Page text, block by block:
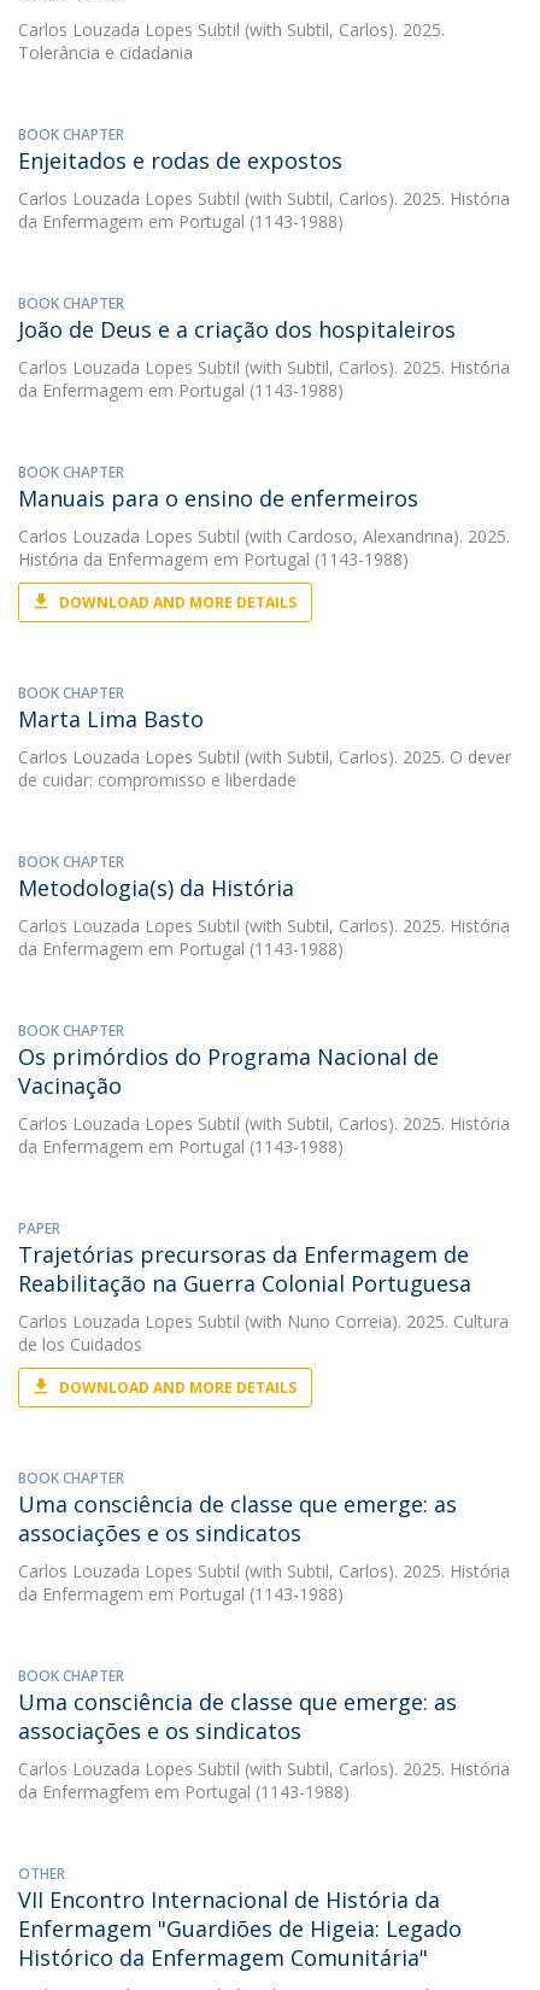
Carlos Louzada Lopes Subtil (with Subtil, Carlos). 2025.
Tolerância e cidadania
BOOK CHAPTER
Enjeitados e rodas de expostos
Carlos Louzada Lopes Subtil (with Subtil, Carlos). 2025. História
da Enfermagem em Portugal (1143-1988)
BOOK CHAPTER
João de Deus e a criação dos hospitaleiros
Carlos Louzada Lopes Subtil (with Subtil, Carlos). 2025. História
da Enfermagem em Portugal (1143-1988)
BOOK CHAPTER
Manuais para o ensino de enfermeiros
Carlos Louzada Lopes Subtil (with Cardoso, Alexandrina). 2025.
História da Enfermagem em Portugal (1143-1988)
DOWNLOAD AND MORE DETAILS
BOOK CHAPTER
Marta Lima Basto
Carlos Louzada Lopes Subtil (with Subtil, Carlos). 2025. O dever
de cuidar: compromisso e liberdade
BOOK CHAPTER
Metodologia(s) da História
Carlos Louzada Lopes Subtil (with Subtil, Carlos). 2025. História
da Enfermagem em Portugal (1143-1988)
BOOK CHAPTER
Os primórdios do Programa Nacional de
Vacinação
Carlos Louzada Lopes Subtil (with Subtil, Carlos). 2025. História
da Enfermagem em Portugal (1143-1988)
PAPER
Trajetórias precursoras da Enfermagem de
Reabilitação na Guerra Colonial Portuguesa
Carlos Louzada Lopes Subtil (with Nuno Correia). 2025. Cultura
de los Cuidados
DOWNLOAD AND MORE DETAILS
BOOK CHAPTER
Uma consciência de classe que emerge: as
associações e os sindicatos
Carlos Louzada Lopes Subtil (with Subtil, Carlos). 2025. História
da Enfermagem em Portugal (1143-1988)
BOOK CHAPTER
Uma consciência de classe que emerge: as
associações e os sindicatos
Carlos Louzada Lopes Subtil (with Subtil, Carlos). 2025. História
da Enfermagfem em Portugal (1143-1988)
OTHER
VII Encontro Internacional de História da
Enfermagem "Guardiões de Higeia: Legado
Histórico da Enfermagem Comunitária"